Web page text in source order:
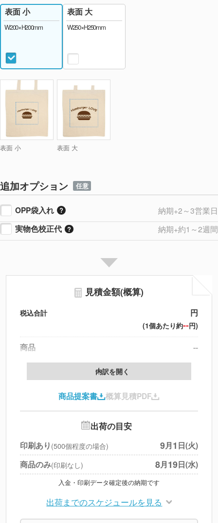
表面 小 表面 大
表面 小
W200×H200mm
表面 大
W250×H250mm
追加オプション 任意
OPP袋入れ
納期+2～3営業日
実物色校正代
納期+約1～2週間
見積金額(概算)
税込合計 円
(1個あたり約--円)
商品
--
製版代
印刷代
北海道・沖縄・離島 別途
円
※上記小計は税別です
内訳を開く
商品提案書 概算見積PDF
出荷の目安
印刷あり (500個程度の場合) 9月1 日(火)
商品のみ(印刷なし) 8月19日(水)
入金・印刷データ確定後の納期です
出荷までのスケジュールを見る